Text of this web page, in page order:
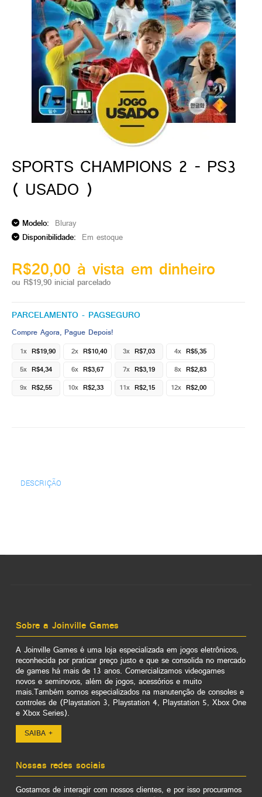
gamer)
SPORTS CHAMPIONS 2 - PS3
( USADO )
Modelo: Bluray
Disponibilidade: Em estoque
R$20,00 à vista em dinheiro
ou R$19,90 inicial parcelado
PARCELAMENTO - PAGSEGURO
Compre Agora, Pague Depois!
1x R$19,90 2x R$10,40 3x R$7,03 4x R$5,35
5x R$4,34 6x R$3,67 7x R$3,19 8x R$2,83
9x R$2,55 10x R$2,33 11x R$2,15 12x R$2,00
DESCRIÇÃO
Sobre a Joinville Games
A Joinville Games é uma loja especializada em jogos eletrônicos,
reconhecida por praticar preço justo e que se consolida no mercado
de games há mais de 13 anos. Comercializamos videogames
novos e seminovos, além de jogos, acessórios e muito
mais.Também somos especializados na manutenção de consoles e
controles de (Playstation 3, Playstation 4, Playstation 5, Xbox One
e Xbox Series).
SAIBA +
Nossas redes sociais
Gostamos de interagir com nossos clientes, e por isso procuramos